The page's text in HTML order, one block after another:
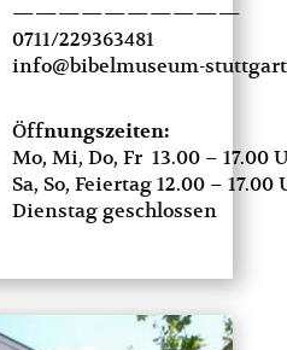
——————————
0711/229363481
info@bibelmuseum-
Öffnungszeiten:
Mo, Mi, Do, Fr 13.00 – 17.00
Sa, So, Feiertag 12.00 – 17.00
Dienstag geschlossen